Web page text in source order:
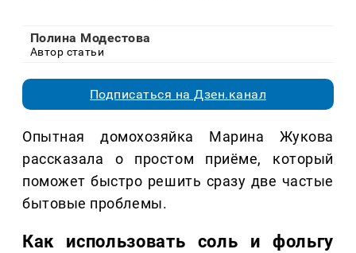
Полина Модестова
Автор статьи
Подписаться на Дзен.канал
Опытная домохозяйка Марина Жукова
рассказала о простом приёме, который
поможет быстро решить сразу две частые
бытовые проблемы.
Как использовать соль и фольгу